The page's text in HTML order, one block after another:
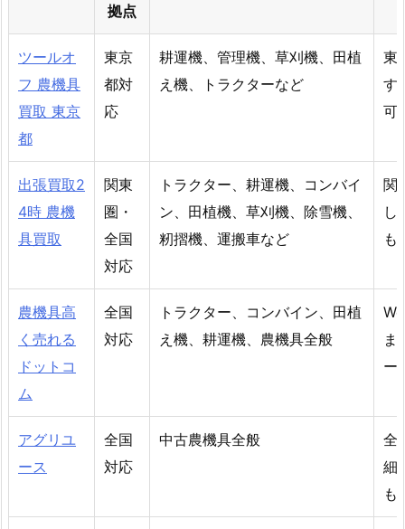
拠点
ツールオ
フ 農機具
買取 東京
都
東京
都対
応
耕運機、管理機、草刈機、田植
え機、トラクターなど
東
す
可
出張買取2
4時 農機
具買取
関東
圏・
全国
対応
トラクター、耕運機、コンバイ
ン、田植機、草刈機、除雪機、
籾摺機、運搬車など
関
し
も
農機具高
く売れる
ドットコ
ム
全国
対応
トラクター、コンバイン、田植
え機、耕運機、農機具全般
ま
ー
アグリユ
ース
全国
対応
中古農機具全般
全
細
も